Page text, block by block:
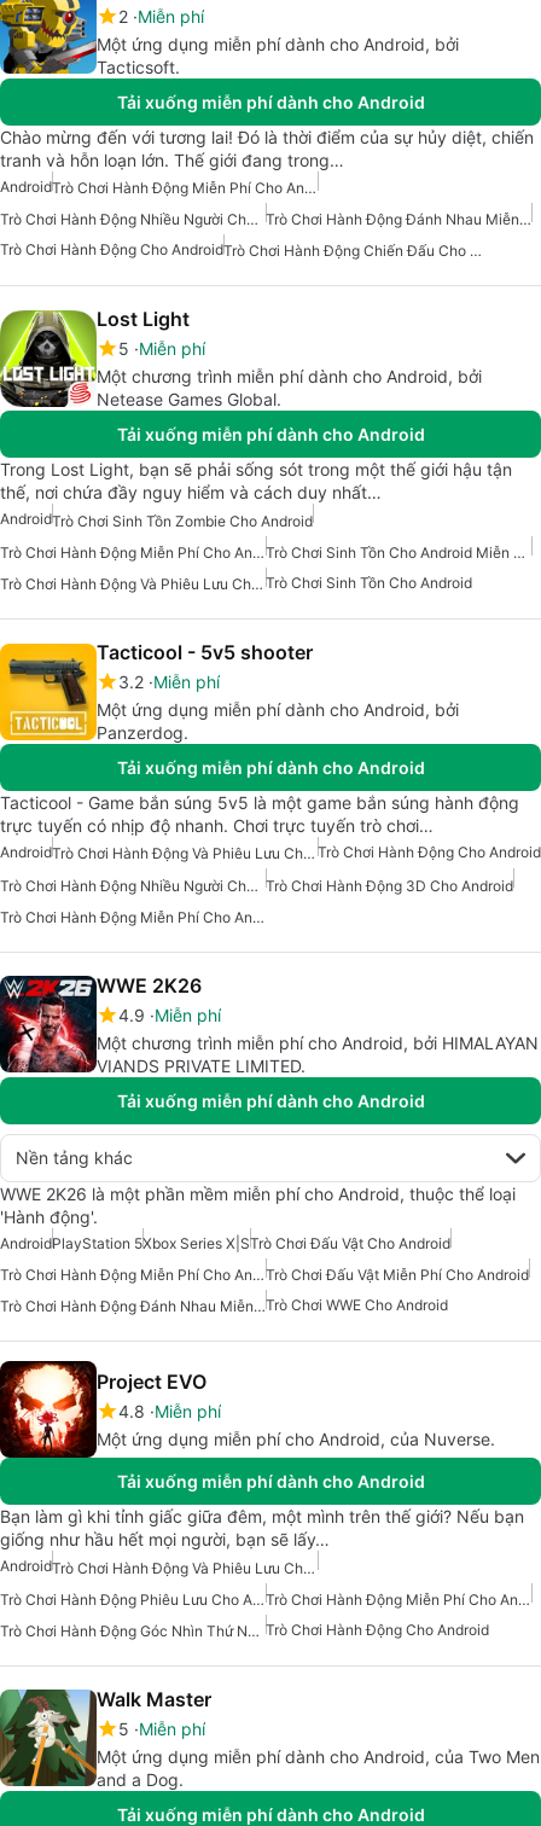
2 Miễn phí
Một ứng dụng miễn phí dành cho Android, bởi
Tacticsoft.
Tải xuống miễn phí dành cho Android
Chào mừng đến với tương lai! Đó là thời điểm của sự hủy diệt, chiến
tranh và hỗn loạn lớn. Thế giới đang trong…
Android
Trò Chơi Hành Động Miễn Phí Cho Android
Trò Chơi Hành Động Nhiều Người Chơi Cho Android
Trò Chơi Hành Động Đánh Nhau Miễn Phí Cho Android
Trò Chơi Hành Động Cho Android
Trò Chơi Hành Động Chiến Đấu Cho Android
Lost Light
5 Miễn phí
Một chương trình miễn phí dành cho Android, bởi
Netease Games Global.
Tải xuống miễn phí dành cho Android
Trong Lost Light, bạn sẽ phải sống sót trong một thế giới hậu tận
thế, nơi chứa đầy nguy hiểm và cách duy nhất…
AndroidTrò Chơi Sinh Tồn Zombie Cho Android
Trò Chơi Hành Động Miễn Phí Cho Android
Trò Chơi Sinh Tồn Cho Android Miễn Phí
Trò Chơi Hành Động Và Phiêu Lưu Cho Android Trò Chơi Sinh Tồn Cho Android
Tacticool - 5v5 shooter
3.2 Miễn phí
Một ứng dụng miễn phí dành cho Android, bởi
Panzerdog.
Tải xuống miễn phí dành cho Android
Tacticool - Game bắn súng 5v5 là một game bắn súng hành động
trực tuyến có nhịp độ nhanh. Chơi trực tuyến trò chơi…
Android Trò Chơi Hành Động Và Phiêu Lưu Cho Android Trò Chơi Hành Động Cho Android
Trò Chơi Hành Động Nhiều Người Chơi Cho Android Trò Chơi Hành Động 3D Cho Android
Trò Chơi Hành Động Miễn Phí Cho Android
WWE 2K26
4.9 Miễn phí
Một chương trình miễn phí cho Android, bởi HIMALAYAN
VIANDS PRIVATE LIMITED.
Tải xuống miễn phí dành cho Android
Nền tảng khác
WWE 2K26 là một phần mềm miễn phí cho Android, thuộc thể loại
'Hành động'.
AndroidPlayStation 5Xbox Series X|STrò Chơi Đấu Vật Cho Android
Trò Chơi Hành Động Miễn Phí Cho AndroidTrò Chơi Đấu Vật Miễn Phí Cho Android
Trò Chơi Hành Động Đánh Nhau Miễn Phí Cho AndroidTrò Chơi WWE Cho Android
Project EVO
4.8 Miễn phí
Một ứng dụng miễn phí cho Android, của Nuverse.
Tải xuống miễn phí dành cho Android
Bạn làm gì khi tỉnh giấc giữa đêm, một mình trên thế giới? Nếu bạn
giống như hầu hết mọi người, bạn sẽ lấy…
Android
Trò Chơi Hành Động Và Phiêu Lưu Cho Android
Trò Chơi Hành Động Phiêu Lưu Cho Android
Trò Chơi Hành Động Miễn Phí Cho Android
Trò Chơi Hành Động Góc Nhìn Thứ Nhất Cho Android Trò Chơi Hành Động Cho Android
Walk Master
5 Miễn phí
Một ứng dụng miễn phí dành cho Android, của Two Men
and a Dog.
Tải xuống miễn phí dành cho Android